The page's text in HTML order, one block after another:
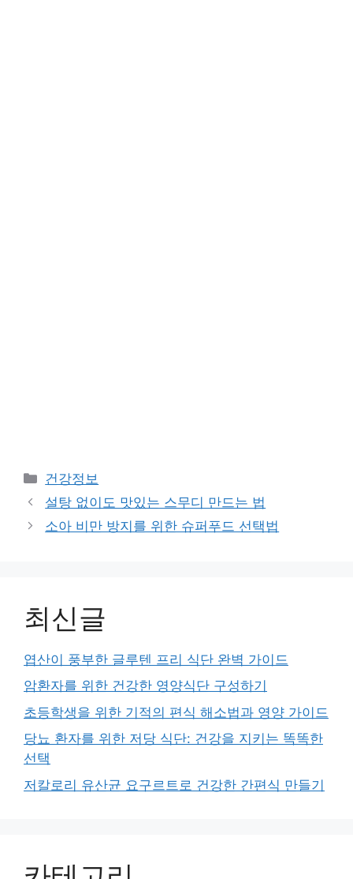
Categories
건강정보
설탕 없이도 맛있는 스무디 만드는 법
소아 비만 방지를 위한 슈퍼푸드 선택법
최신글
엽산이 풍부한 글루텐 프리 식단 완벽 가이드
암환자를 위한 건강한 영양식단 구성하기
초등학생을 위한 기적의 편식 해소법과 영양 가이드
당뇨 환자를 위한 저당 식단: 건강을 지키는 똑똑한
선택
저칼로리 유산균 요구르트로 건강한 간편식 만들기